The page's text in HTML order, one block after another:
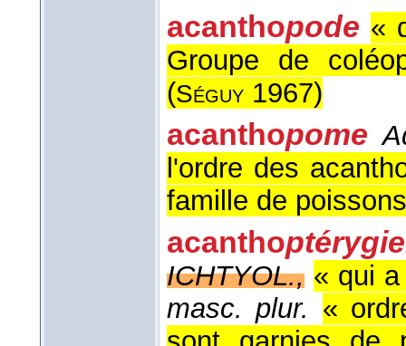
acanthopode «
Groupe de
(Séguy 1967)
acanthopome
l'ordre des
famille de
acantho
ICHTYOL., « qui
masc. plur. «